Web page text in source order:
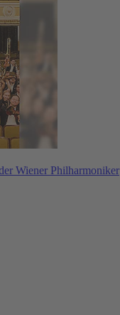
Wiener Philharmoniker